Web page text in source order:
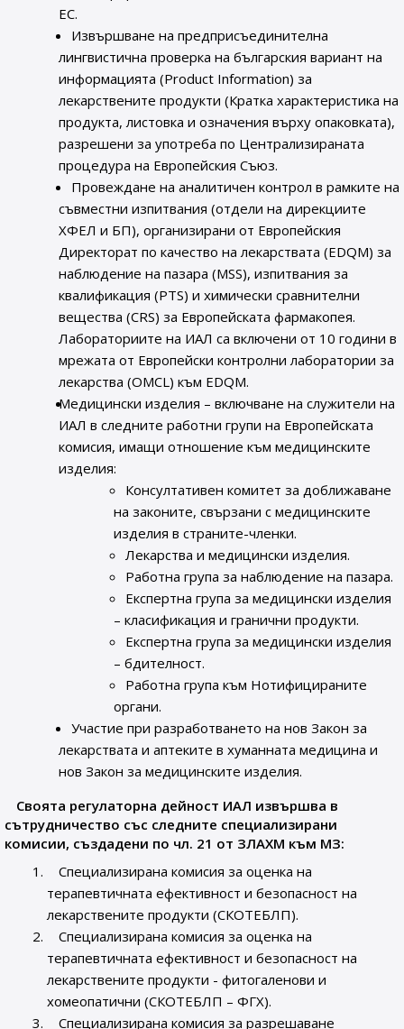
ЕС.
Извършване на предприсъединителна
лингвистична проверка на българския вариант на
информацията (Product Information) за
лекарствените продукти (Кратка характеристика на
продукта, листовка и означения върху опаковката),
разрешени за употреба по Централизираната
процедура на Европейския Съюз.
Провеждане на аналитичен контрол в рамките на
съвместни изпитвания (отдели на дирекциите
ХФЕЛ и БП), организирани от Европейския
Директорат по качество на лекарствата (EDQM) за
наблюдение на пазара (MSS), изпитвания за
квалификация (PTS) и химически сравнителни
вещества (CRS) за Европейската фармакопея.
Лабораториите на ИАЛ са включени от 10 години в
мрежата от Европейски контролни лаборатории за
лекарства (OMCL) към EDQM.
Медицински изделия – включване на служители на
ИАЛ в следните работни групи на Европейската
комисия, имащи отношение към медицинските
изделия:
Консултативен комитет за доближаване
на законите, свързани с медицинските
изделия в страните-членки.
Лекарства и медицински изделия.
Работна група за наблюдение на пазара.
Експертна група за медицински изделия
– класификация и гранични продукти.
Експертна група за медицински изделия
– бдителност.
Работна група към Нотифицираните
органи.
Участие при разработването на нов Закон за
лекарствата и аптеките в хуманната медицина и
нов Закон за медицинските изделия.
Своята регулаторна дейност ИАЛ извършва в
сътрудничество със следните специализирани
комисии, създадени по чл. 21 от ЗЛАХМ към МЗ:
Специализирана комисия за оценка на
терапевтичната ефективност и безопасност на
лекарствените продукти (СКОТЕБЛП).
Специализирана комисия за оценка на
терапевтичната ефективност и безопасност на
лекарствените продукти - фитогаленови и
хомеопатични (СКОТЕБЛП – ФГХ).
Специализирана комисия за разрешаване